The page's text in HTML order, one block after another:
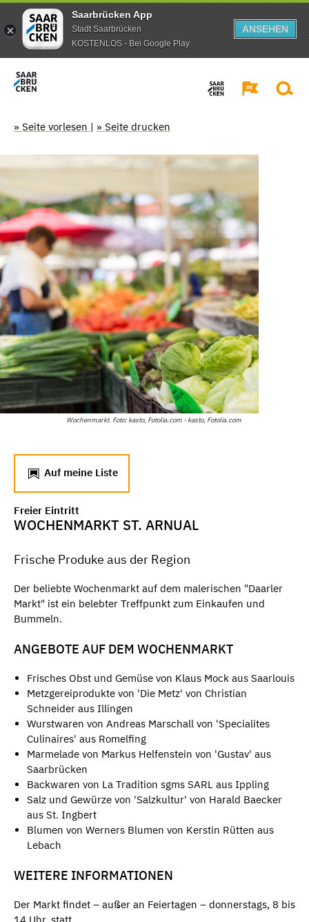
Saarbrücken App
Stadt Saarbrücken
KOSTENLOS - Bei Google Play
ANSEHEN
» Seite vorlesen | » Seite drucken
Wochenmarkt. Foto: kasto, Fotolia.com - kasto, Fotolia.com
Auf meine Liste
Freier Eintritt
WOCHENMARKT ST. ARNUAL
Frische Produke aus der Region
Der beliebte Wochenmarkt auf dem malerischen "Daarler
Markt" ist ein belebter Treffpunkt zum Einkaufen und
Bummeln.
ANGEBOTE AUF DEM WOCHENMARKT
Frisches Obst und Gemüse von Klaus Mock aus Saarlouis
Metzgereiprodukte von 'Die Metz' von Christian
Schneider aus Illingen
Wurstwaren von Andreas Marschall von 'Specialites
Culinaires' aus Romelfing
Marmelade von Markus Helfenstein von 'Gustav' aus
Saarbrücken
Backwaren von La Tradition sgms SARL aus Ippling
Salz und Gewürze von 'Salzkultur' von Harald Baecker
aus St. Ingbert
Blumen von Werners Blumen von Kerstin Rütten aus
Lebach
WEITERE INFORMATIONEN
Der Markt findet – außer an Feiertagen – donnerstags, 8 bis